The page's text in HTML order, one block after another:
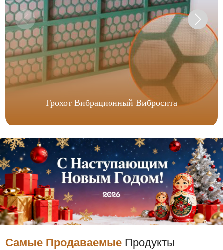
Грохот Вибрационный Вибросита
Самые Продаваемые Продукты